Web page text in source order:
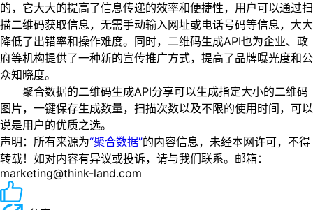
的，它大大的提高了信息传递的效率和便捷性，用户可以通过扫
描二维码获取信息，无需手动输入网址或电话号码等信息，大大
降低了出错率和操作难度。同时，二维码生成API也为企业、政
府等机构提供了一种新的宣传推广方式，提高了品牌曝光度和公
众知晓度。
聚合数据的二维码生成API分享可以生成指定大小的二维码
图片，一键保存生成数量，扫描次数以及不限的使用时间，可以
说是用户的优质之选。
声明：所有来源为“聚合数据”的内容信息，未经本网许可，不得
转载！如对内容有异议或投诉，请与我们联系。邮箱：
marketing@think-land.com